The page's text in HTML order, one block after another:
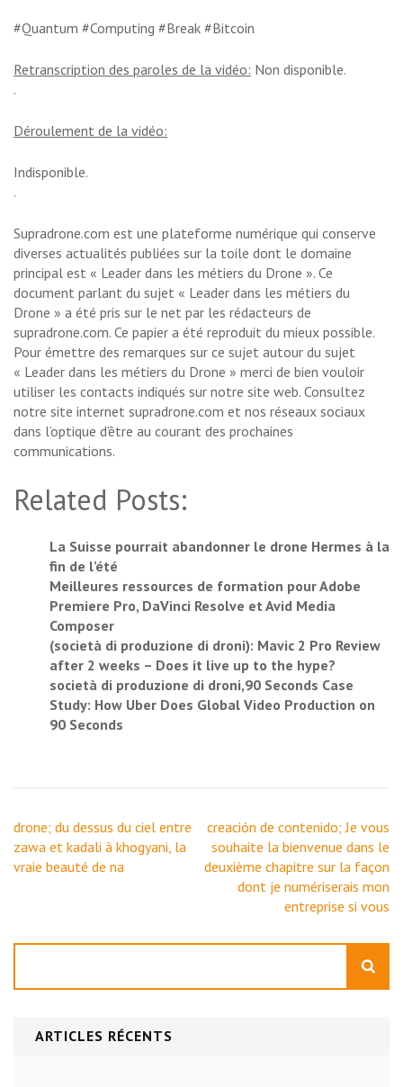
#Quantum #Computing #Break #Bitcoin
Retranscription des paroles de la vidéo: Non disponible.
.
Déroulement de la vidéo:
Indisponible.
.
Supradrone.com est une plateforme numérique qui conserve
diverses actualités publiées sur la toile dont le domaine
principal est « Leader dans les métiers du Drone ». Ce
document parlant du sujet « Leader dans les métiers du
Drone » a été pris sur le net par les rédacteurs de
supradrone.com. Ce papier a été reproduit du mieux possible.
Pour émettre des remarques sur ce sujet autour du sujet
« Leader dans les métiers du Drone » merci de bien vouloir
utiliser les contacts indiqués sur notre site web. Consultez
notre site internet supradrone.com et nos réseaux sociaux
dans l’optique d’être au courant des prochaines
communications.
Related Posts:
La Suisse pourrait abandonner le drone Hermes à la
fin de l’été
Meilleures ressources de formation pour Adobe
Premiere Pro, DaVinci Resolve et Avid Media
Composer
(società di produzione di droni): Mavic 2 Pro Review
after 2 weeks – Does it live up to the hype?
società di produzione di droni,90 Seconds Case
Study: How Uber Does Global Video Production on
90 Seconds
Navigation
de
l’article
drone; du dessus du ciel entre
zawa et kadali à khogyani, la
vraie beauté de na
creación de contenido; Je vous
souhaite la bienvenue dans le
deuxième chapitre sur la façon
dont je numériserais mon
entreprise si vous
ARTICLES RÉCENTS